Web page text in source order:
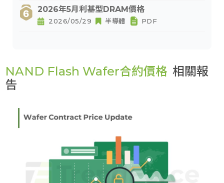
2026年5月利基型DRAM價格
2026/05/29 半導體 PDF
NAND Flash Wafer合約價格 相關報
告